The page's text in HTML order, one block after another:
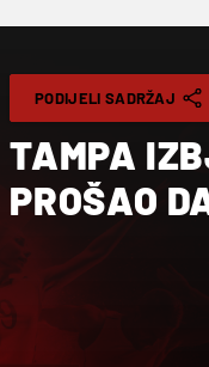
PODIJELI SADRŽAJ
TAMPA
PROŠAO